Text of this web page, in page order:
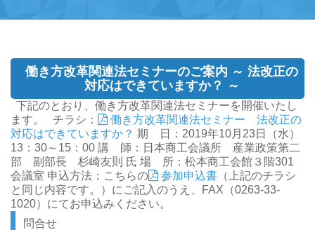
働き方改革関連法セミナーのご案内 ～ 法改正の
対応はできていますか？ ～
下記のとおり、働き方改革関連法セミナーを開催いたし
ます。
チラシ：
働き方改革関連法セミナー 法改正の
対応はできていますか？ 期 日：2019年10月23日（水）
13：30～15：00 講 師：日本商工会議所 産業政策第二
部 副部長 杉崎友則 氏 場 所：松本商工会館３階301
会議室 申込方法：こちらの 参加申込書 （上記のチラシ
と同じ内容です。）にご記入のうえ、FAX（0263-33-
1020）にてお申込みください。
問合せ